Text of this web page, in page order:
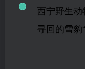
西宁野生
寻回的雪豹